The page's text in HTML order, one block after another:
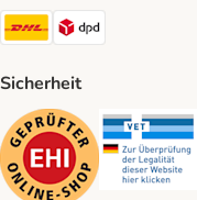
DHL Shipping Method
Sicherheit
Security